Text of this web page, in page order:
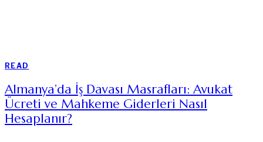
READ
Almanya’da İş Davası Masrafları: Avukat
Ücreti ve Mahkeme Giderleri Nasıl
Hesaplanır?